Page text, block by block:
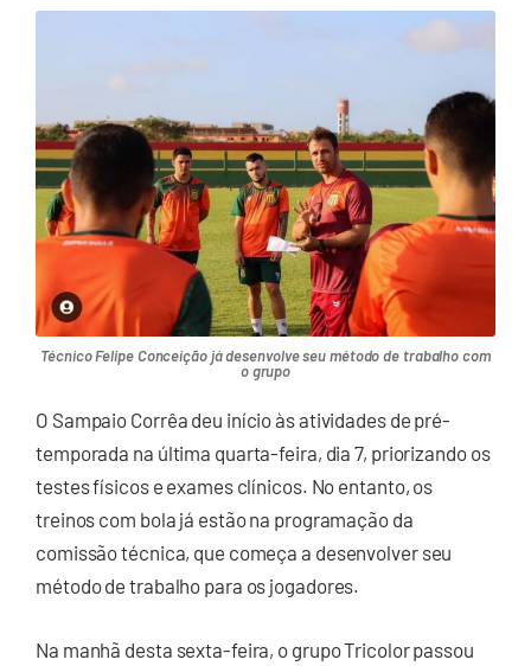
Técnico Felipe Conceição já desenvolve seu método de trabalho com
o grupo
O Sampaio Corrêa deu início às atividades de pré-
temporada na última quarta-feira, dia 7, priorizando os
testes físicos e exames clínicos. No entanto, os
treinos com bola já estão na programação da
comissão técnica, que começa a desenvolver seu
método de trabalho para os jogadores.
Na manhã desta sexta-feira, o grupo Tricolor passou